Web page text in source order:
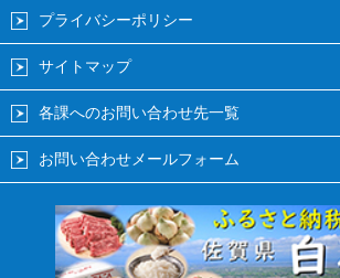
プライバシーポリシー
サイトマップ
各課へのお問い合わせ先一覧
お問い合わせメールフォーム